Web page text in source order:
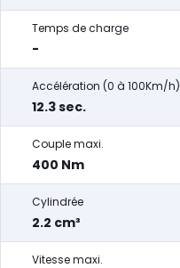
Temps de charge
-
Accélération (0 à 100Km/h)
12.3 sec.
Couple maxi.
400 Nm
Cylindrée
2.2 cm³
Vitesse maxi.